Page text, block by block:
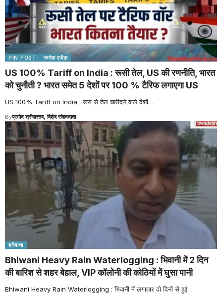
PIN POST स्वदेश एजेंडा
US 100% Tariff on India : रूसी तेल, US की रणनीति, भारत
को चुनौती ? भारत समेत 5 देशों पर 100 % टैरिफ लगाएगा US
US 100% Tariff on India : रूस से तेल खरीदने वाले देशों…
Byप्रमोद श्रीवास्तव, विशेष संवाददाता
हरियाणा
Bhiwani Heavy Rain Waterlogging : भिवानी में 2 दिन
की बारिश से शहर बेहाल, VIP कॉलोनी की कोठियों में घुसा पानी
Bhiwani Heavy Rain Waterlogging : भिवानी में लगातार दो दिनों से हुई…